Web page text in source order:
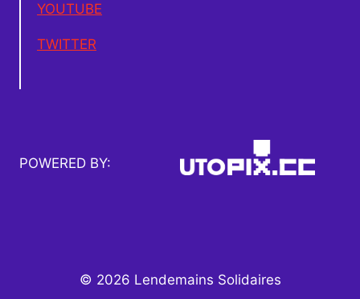
YOUTUBE
TWITTER
POWERED BY:
© 2026 Lendemains Solidaires